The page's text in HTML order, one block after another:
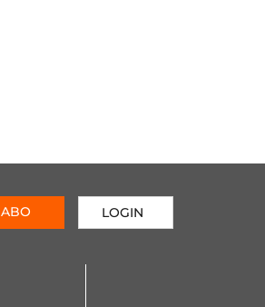
ABO LOGIN